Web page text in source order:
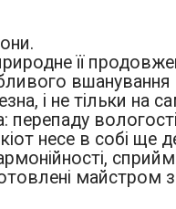
її
вшанування і
і не тільки на
несе в собі ще
майстром